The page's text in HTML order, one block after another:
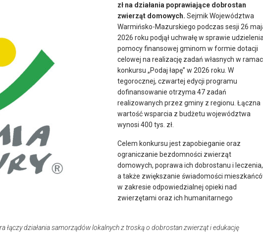
zł na działania poprawiające dobrostan
zwierząt domowych. Sejmik Województwa
Warmińsko-Mazurskiego podczas sesji 26
2026 roku podjął uchwałę w sprawie
pomocy finansowej gminom w formie dotacji
celowej na realizację zadań własnych w
konkursu „Podaj łapę” w 2026 roku. W
tegorocznej, czwartej edycji programu
dofinansowanie otrzyma 47 zadań
realizowanych przez gminy z regionu. Łączna
wartość wsparcia z budżetu województwa
wynosi 400 tys. zł.
Celem konkursu jest zapobieganie oraz
ograniczanie bezdomności zwierząt
domowych, poprawa ich dobrostanu i leczenia,
a także zwiększanie świadomości
w zakresie odpowiedzialnej opieki nad
zwierzętami oraz ich humanitarnego
łączy działania samorządów lokalnych z troską o dobrostan zwierząt i edukację